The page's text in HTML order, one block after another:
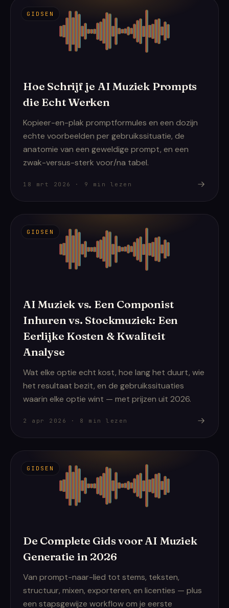
GIDSEN
Hoe Schrijf je AI Muziek Prompts
die Echt Werken
Kopieer-en-plak promptformules en een dozijn
echte voorbeelden per gebruikssituatie, de
anatomie van een geweldige prompt, en een
zwak-versus-sterk voor/na tabel.
18 mrt 2026 · 9 min lezen
GIDSEN
AI Muziek vs. Een Componist
Inhuren vs. Stockmuziek: Een
Eerlijke Kosten & Kwaliteit
Analyse
Wat elke optie echt kost, hoe lang het duurt, wie
het resultaat bezit, en de gebruikssituaties
waarin elke optie wint — met prijzen uit 2026.
2 apr 2026 · 8 min lezen
GIDSEN
De Complete Gids voor AI Muziek
Generatie in 2026
Van prompt-naar-lied tot stems, teksten,
structuur, mixen, exporteren, en licenties — plus
een stapsgewijze workflow om je eerste